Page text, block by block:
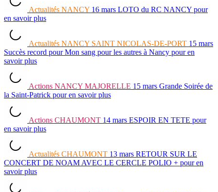
Actualités NANCY 16 mars LOTO du RC NANCY pour
en savoir plus
Actualités NANCY SAINT NICOLAS-DE-PORT 15 mars
Succès record pour Mon sang pour les autres à Nancy pour en
savoir plus
Actions NANCY MAJORELLE 15 mars Grande Soirée de
la Saint-Patrick pour en savoir plus
Actions CHAUMONT 14 mars ESPOIR EN TETE pour
en savoir plus
Actualités CHAUMONT 13 mars RETOUR SUR LE
CONCERT DE NOAM AVEC LE CERCLE POLIO + pour en
savoir plus